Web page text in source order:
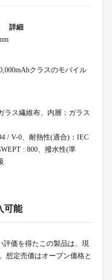
詳細
クラスのモバイル
ラス繊維布、内層：ガラス
/ V-0、耐熱性(適合)：IEC
: 800、撥水性(準
可能
評価を得たこの製品は、現
想定売価はオープン価格と